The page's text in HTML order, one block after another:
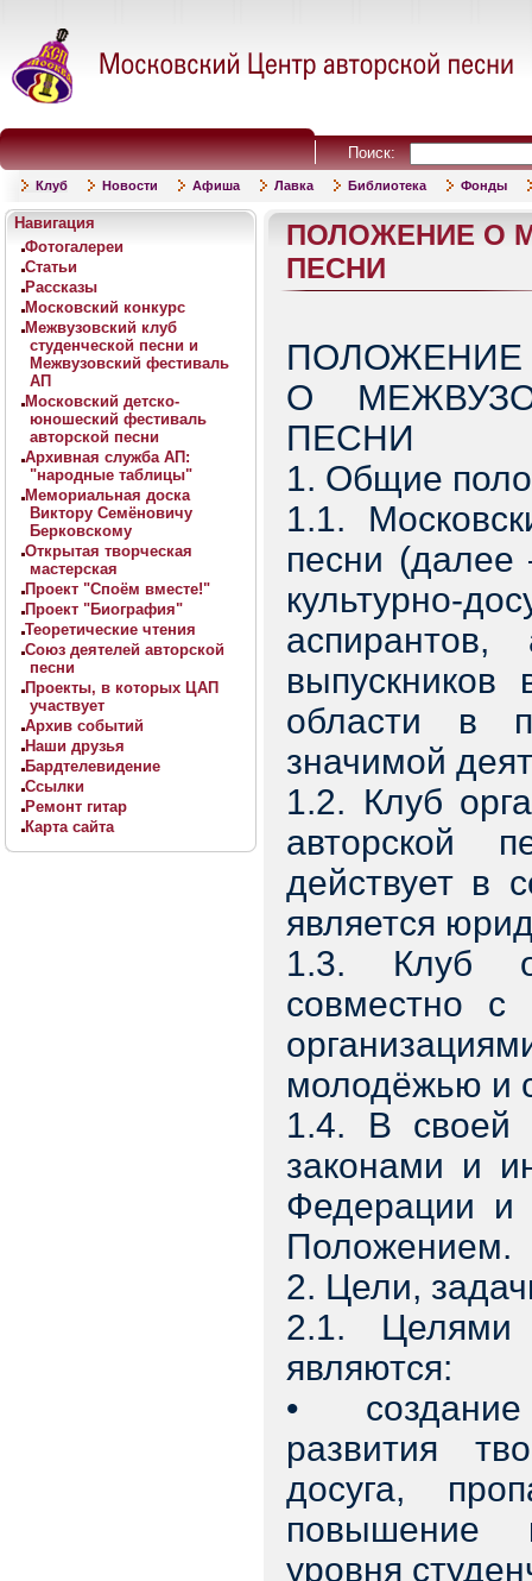
Поиск:
Клуб Новости Афиша Лавка Библиотека Фонды
Навигация
Фотогалереи
Статьи
Рассказы
Московский конкурс
Межвузовский клуб
студенческой песни и
Межвузовский фестиваль
АП
Московский детско-
юношеский фестиваль
авторской песни
Архивная служба АП:
"народные таблицы"
Мемориальная доска
Виктору Семёновичу
Берковскому
Открытая творческая
мастерская
Проект "Споём вместе!"
Проект "Биография"
Теоретические чтения
Союз деятелей авторской
песни
Проекты, в которых ЦАП
участвует
Архив событий
Наши друзья
Бардтелевидение
Ссылки
Ремонт гитар
Карта сайта
ПОЛОЖЕНИЕ О
ПЕСНИ
ПОЛОЖЕНИЕ
О
ПЕСНИ
1. Общие
1.1.
песни (далее
культурно-
области в
значимой
1.2. Клуб
авторской
действует в
является
1.3. Клуб
совместно с
молодёжью и
1.4. В своей
законами и
Федерации и
Положением.
2. Цели,
2.1. Целями
являются:
• создание
развития
досуга,
повышение
уровня